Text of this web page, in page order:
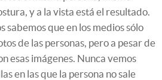
y a la vista está el resultado.
sabemos que en los medios sólo
de las personas, pero a pesar de
esas imágenes. Nunca vemos
en las que la persona no sale